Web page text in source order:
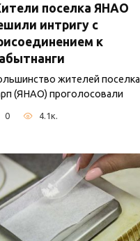
поселка ЯНАО
интригу с
к
жителей поселка
(ЯНАО) проголосовали
0 4.1к.